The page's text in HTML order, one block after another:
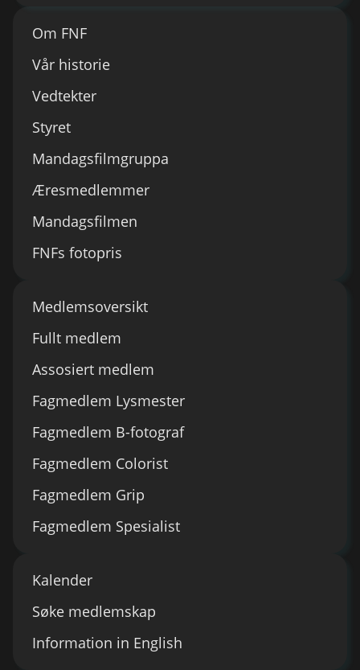
Om FNF
Vår historie
Vedtekter
Styret
Mandagsfilmgruppa
Æresmedlemmer
Mandagsfilmen
FNFs fotopris
Medlemsoversikt
Fullt medlem
Assosiert medlem
Fagmedlem Lysmester
Fagmedlem B-fotograf
Fagmedlem Colorist
Fagmedlem Grip
Fagmedlem Spesialist
Kalender
Søke medlemskap
Information in English